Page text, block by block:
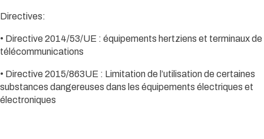
Directives:
• Directive 2014/53/UE : équipements hertziens et terminaux de
télécommunications
• Directive 2015/863UE : Limitation de l’utilisation de certaines
substances dangereuses dans les équipements électriques et
électroniques